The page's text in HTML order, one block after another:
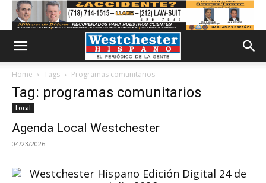
Home Tags Programas comunitarios
Tag: programas comunitarios
Local
Agenda Local Westchester
04/23/2026